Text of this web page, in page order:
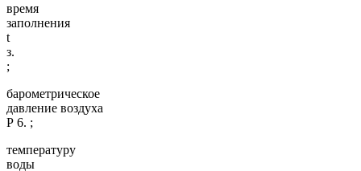
время
заполнения
t
з.
;
барометрическое
давление воздуха
Р 6. ;
температуру
воды